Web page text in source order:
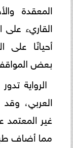
المعقدة
القاريء
أحيانًا
بعض
الرواية
العربي،
غير المعتمد
مما أضاف